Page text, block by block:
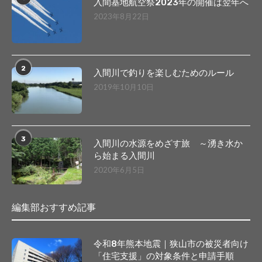
2023年8月22日
2 入間川で釣りを楽しむためのルール
2019年10月10日
3
入間川の水源をめざす旅 ～湧き水か
ら始まる入間川
2020年6月5日
編集部おすすめ記事
令和8年熊本地震｜狭山市の被災者向け
「住宅支援」の対象条件と申請手順